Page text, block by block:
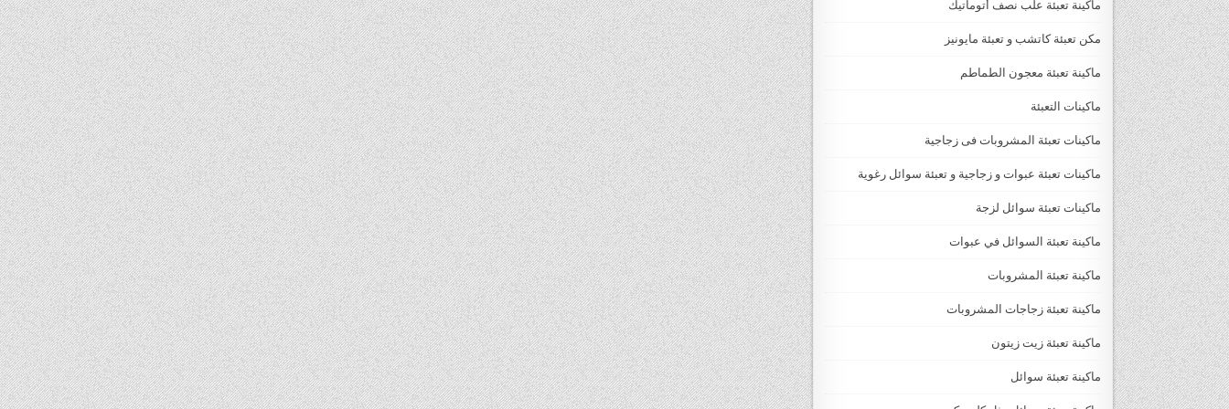
ماكينة تعبئة علب نصف أتوماتيك
مكن تعبئة كاتشب و تعبئة مايونيز
ماكينة تعبئة معجون الطماطم
ماكينات التعبئة
ماكينات تعبئة المشروبات فى زجاجية
ماكينات تعبئة عبوات و زجاجية و تعبئة سوائل رغوية
ماكينات تعبئة سوائل لزجة
‏‏‏ماكينة تعبئة السوائل في عبوات
ماكينة تعبئة المشروبات
ماكينة تعبئة زجاجات المشروبات
ماكينة تعبئة زيت زيتون
ماكينة تعبئة سوائل